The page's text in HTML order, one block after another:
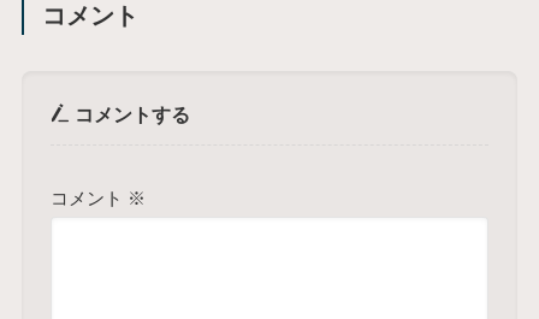
コメント
コメントする
コメント ※